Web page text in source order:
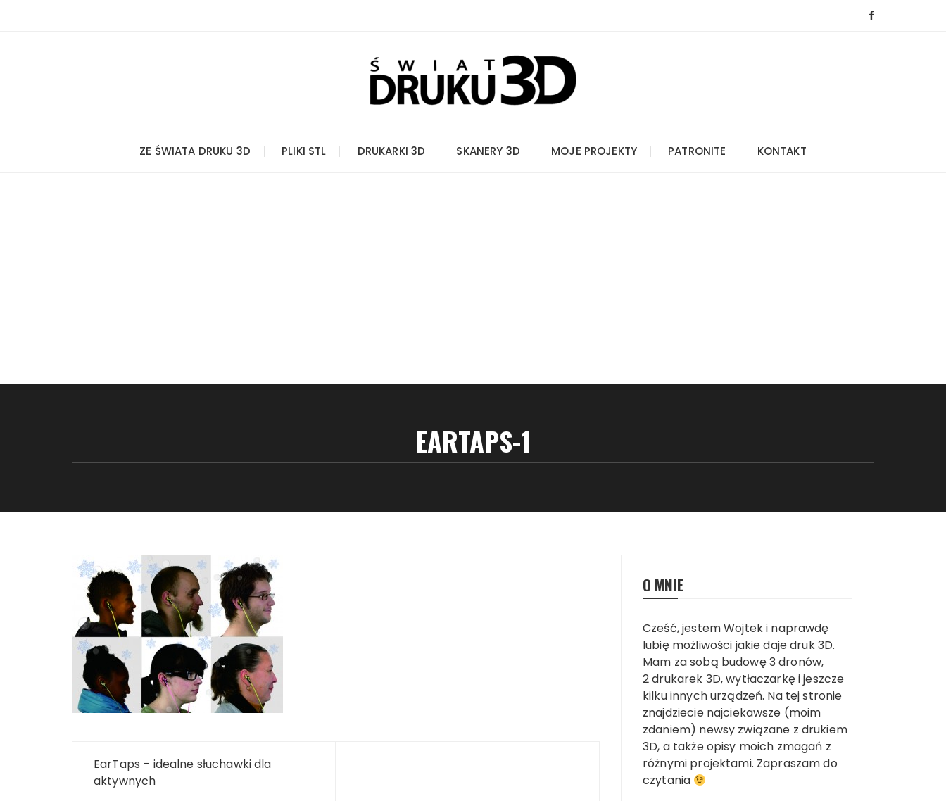
ZE ŚWIATA DRUKU 3D PLIKI STL DRUKARKI 3D SKANERY 3D MOJE PROJEKTY PATRONITE KONTAKT
EARTAPS-1
Nawigacja
wpisu
EarTaps – idealne słuchawki dla
aktywnych
O MNIE
Cześć, jestem Wojtek i naprawdę
lubię możliwości jakie daje druk 3D.
Mam za sobą budowę 3 dronów,
2 drukarek 3D, wytłaczarkę i jeszcze
kilku innych urządzeń. Na tej stronie
znajdziecie najciekawsze (moim
zdaniem) newsy związane z drukiem
3D, a także opisy moich zmagań z
różnymi projektami. Zapraszam do
czytania